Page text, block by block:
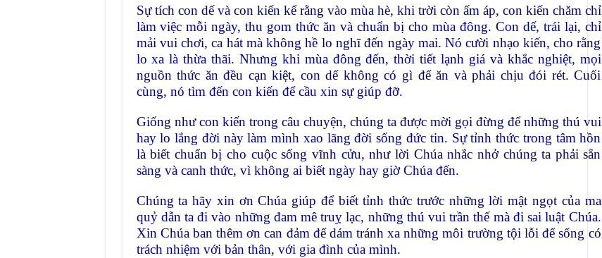
Sự tích con dế và con kiến kể rằng vào mùa hè, khi trời còn ấm áp, con kiến chăm chỉ
làm việc mỗi ngày, thu gom thức ăn và chuẩn bị cho mùa đông. Con dế, trái lại, chỉ
mải vui chơi, ca hát mà không hề lo nghĩ đến ngày mai. Nó cười nhạo kiến, cho rằng
lo xa là thừa thãi. Nhưng khi mùa đông đến, thời tiết lạnh giá và khắc nghiệt, mọi
nguồn thức ăn đều cạn kiệt, con dế không có gì để ăn và phải chịu đói rét. Cuối
cùng, nó tìm đến con kiến để cầu xin sự giúp đỡ.
Giống như con kiến trong câu chuyện, chúng ta được mời gọi đừng để những thú vui
hay lo lắng đời này làm mình xao lãng đời sống đức tin. Sự tỉnh thức trong tâm hồn
là biết chuẩn bị cho cuộc sống vĩnh cửu, như lời Chúa nhắc nhở chúng ta phải sẵn
sàng và canh thức, vì không ai biết ngày hay giờ Chúa đến.
Chúng ta hãy xin ơn Chúa giúp để biết tỉnh thức trước những lời mật ngọt của ma
quỷ dẫn ta đi vào những đam mê truỵ lạc, những thú vui trần thế mà đi sai luật Chúa.
Xin Chúa ban thêm ơn can đảm để dám tránh xa những môi trường tội lỗi để sống có
trách nhiệm với bản thân, với gia đình của mình.